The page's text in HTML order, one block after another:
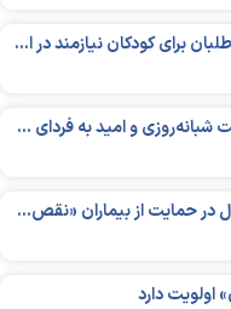
روایت ۶۰ سال همکاری دانشگاه، خیریه و داوطلبان برای کودکان نیازمند در استرالیا
مادری در تکاپوی زیستن؛ روایت ۶ سال مراقبت شبانه‌روزی و امید به فردای «نورا»
غربالگری و آگاهی‌بخشی؛ ضرورت‌های مغفول در حمایت از بیماران «نقص ایمنی اولیه»
اولویت دارد